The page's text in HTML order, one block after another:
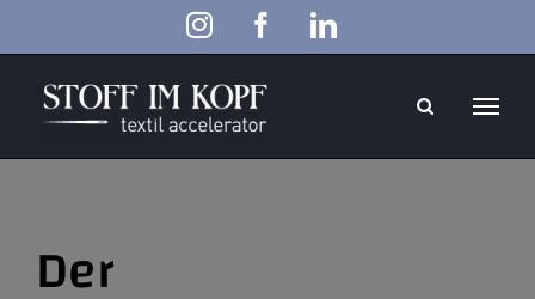
InstagramFacebookLinkedIn
Der